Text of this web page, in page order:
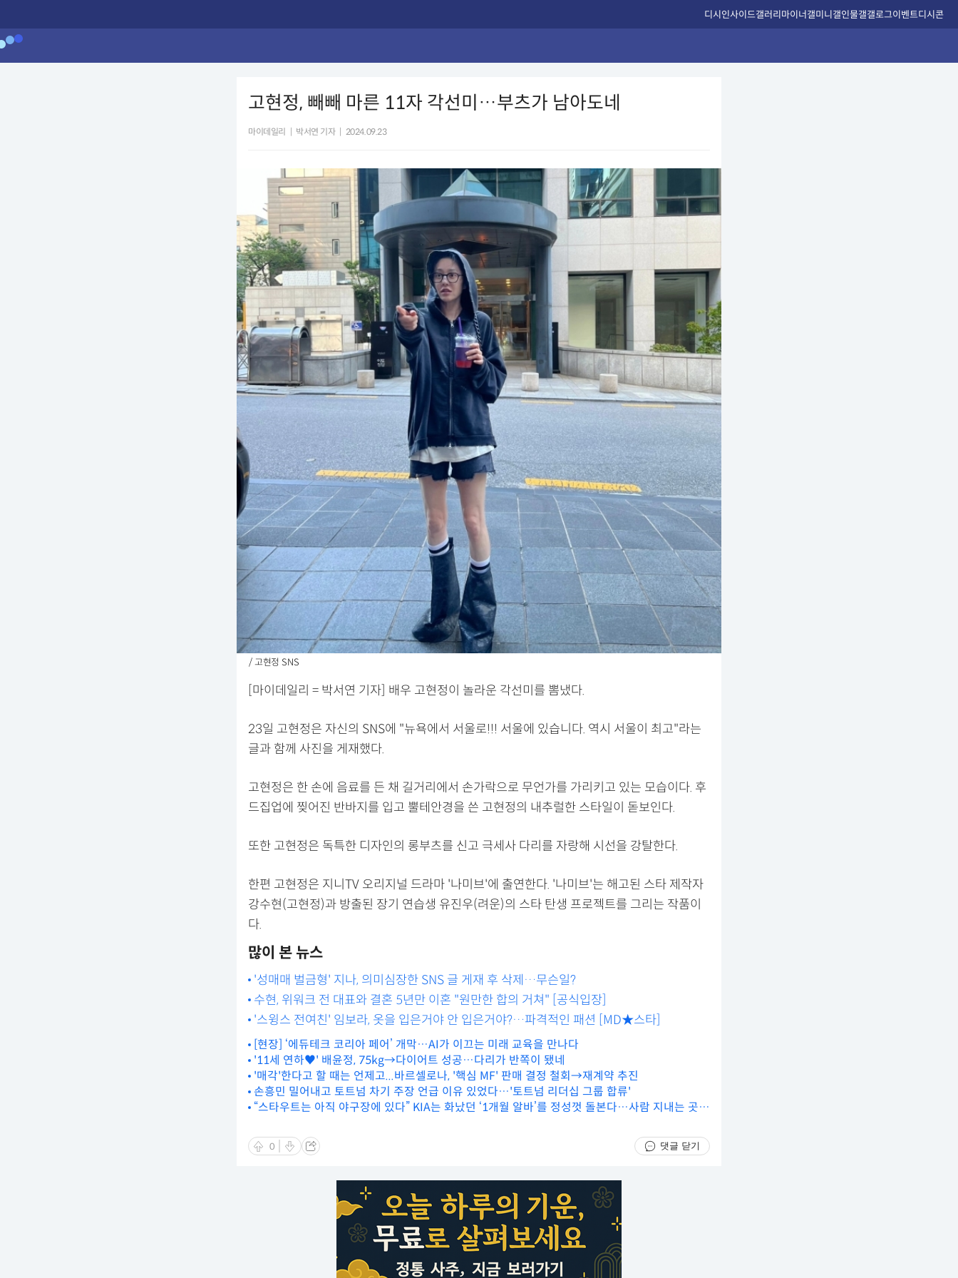
디시인사이드갤러리마이너갤미니갤인물갤갤로그이벤트디시콘
고현정, 빼빼 마른 11자 각선미…부츠가 남아도네
마이데일리 박서연 기자 2024.09.23
/ 고현정 SNS
[마이데일리 = 박서연 기자] 배우 고현정이 놀라운 각선미를 뽐냈다.
23일 고현정은 자신의 SNS에 "뉴욕에서 서울로!!! 서울에 있습니다. 역시 서울이 최고"라는
글과 함께 사진을 게재했다.
고현정은 한 손에 음료를 든 채 길거리에서 손가락으로 무언가를 가리키고 있는 모습이다. 후
드집업에 찢어진 반바지를 입고 뿔테안경을 쓴 고현정의 내추럴한 스타일이 돋보인다.
또한 고현정은 독특한 디자인의 롱부츠를 신고 극세사 다리를 자랑해 시선을 강탈한다.
한편 고현정은 지니TV 오리지널 드라마 '나미브'에 출연한다. '나미브'는 해고된 스타 제작자
강수현(고현정)과 방출된 장기 연습생 유진우(려운)의 스타 탄생 프로젝트를 그리는 작품이
다.
많이 본 뉴스
'성매매 벌금형' 지나, 의미심장한 SNS 글 게재 후 삭제…무슨일?
수현, 위워크 전 대표와 결혼 5년만 이혼 "원만한 합의 거쳐" [공식입장]
'스윙스 전여친' 임보라, 옷을 입은거야 안 입은거야?…파격적인 패션 [MD★스타]
[현장] ‘에듀테크 코리아 페어’ 개막…AI가 이끄는 미래 교육을 만나다
'11세 연하♥' 배윤정, 75kg→다이어트 성공…다리가 반쪽이 됐네
'매각'한다고 할 때는 언제고...바르셀로나, '핵심 MF' 판매 결정 철회→재계약 추진
손흥민 밀어내고 토트넘 차기 주장 언급 이유 있었다…'토트넘 리더십 그룹 합류'
“스타우트는 아직 야구장에 있다” KIA는 화났던 ‘1개월 알바’를 정성껏 돌본다…사람 지내는 곳이
0 댓글 닫기